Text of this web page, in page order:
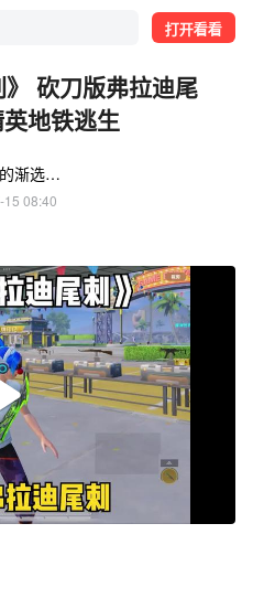
打开看看
》 砍刀版弗拉迪尾
地铁逃生
自信的渐选（神盾流）
08:40